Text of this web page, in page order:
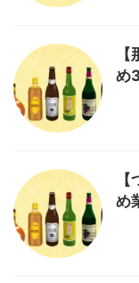
め
め